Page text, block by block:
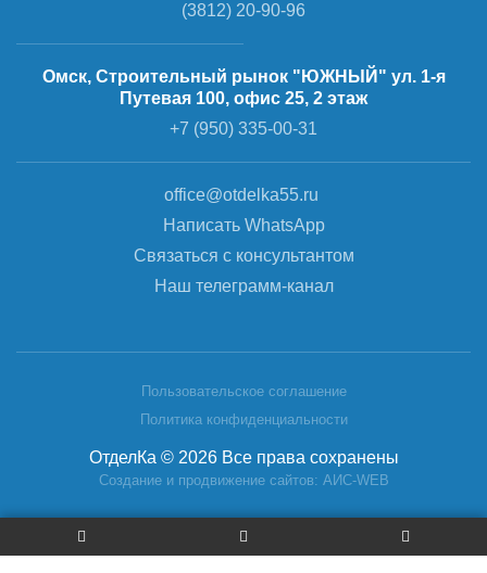
(3812) 20-90-96
Омск, Строительный рынок "ЮЖНЫЙ" ул. 1-я
Путевая 100, офис 25, 2 этаж
+7 (950) 335-00-31
office@otdelka55.ru
Написать WhatsApp
Связаться с консультантом
Наш телеграмм-канал
Пользовательское соглашение
Политика конфиденциальности
ОтделКа © 2026 Все права сохранены
Создание и продвижение сайтов: АИС-WEB